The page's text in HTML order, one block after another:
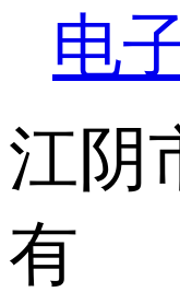
电
江阴
有